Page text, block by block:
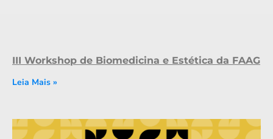
III Workshop de Biomedicina e Estética da FAAG
Leia Mais »